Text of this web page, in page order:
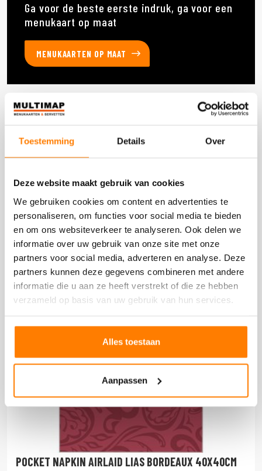
Toestemming Details Over
Deze website maakt gebruik van cookies
We gebruiken cookies om content en advertenties te
personaliseren, om functies voor social media te bieden
en om ons websiteverkeer te analyseren. Ook delen we
informatie over uw gebruik van onze site met onze
partners voor social media, adverteren en analyse. Deze
partners kunnen deze gegevens combineren met andere
informatie die u aan ze heeft verstrekt of die ze hebben
verzameld op basis van uw gebruik van hun services.
Alles toestaan
Aanpassen
Ga voor de beste eerste indruk, ga voor een
menukaart op maat
MENUKAARTEN OP MAAT
DOOS 300 STUKS
POCKET NAPKIN AIRLAID LIAS BORDEAUX 40X40CM